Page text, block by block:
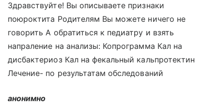
Здравствуйте! Вы описываете признаки
поюроктита Родителям Вы можете ничего не
говорить А обратиться к педиатру и взять
напраление на анализы: Копрограмма Кал на
дисбактериоз Кал на фекальный кальпротектин
Лечение- по результатам обследований
анонимно